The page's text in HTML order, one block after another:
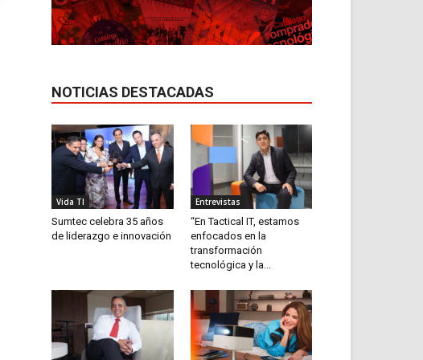
NOTICIAS DESTACADAS
Vida TI
Sumtec celebra 35 años
de liderazgo e innovación
Entrevistas
“En Tactical IT, estamos
enfocados en la
transformación
tecnológica y la...